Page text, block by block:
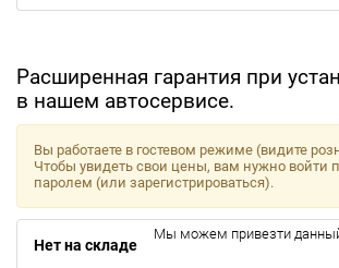
Расширенная гарантия при
в нашем автосервисе.
Вы работаете в гостевом режиме (видите
Чтобы увидеть свои цены, вам нужно войти
паролем (или зарегистрироваться).
Нет на складе
Мы можем привезти